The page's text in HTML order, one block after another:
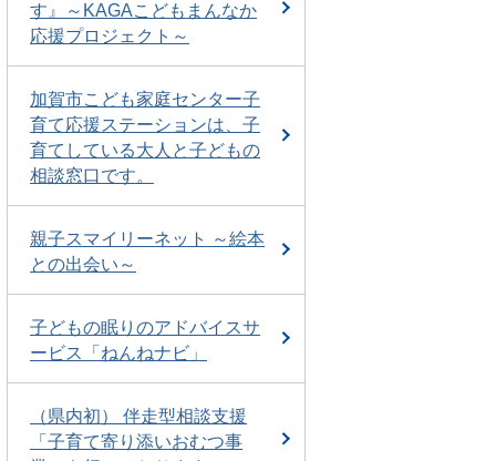
す』～KAGAこどもまんなか
応援プロジェクト～
加賀市こども家庭センター子
育て応援ステーションは、子
育てしている大人と子どもの
相談窓口です。
親子スマイリーネット ～絵本
との出会い～
子どもの眠りのアドバイスサ
ービス「ねんねナビ」
（県内初） 伴走型相談支援
「子育て寄り添いおむつ事